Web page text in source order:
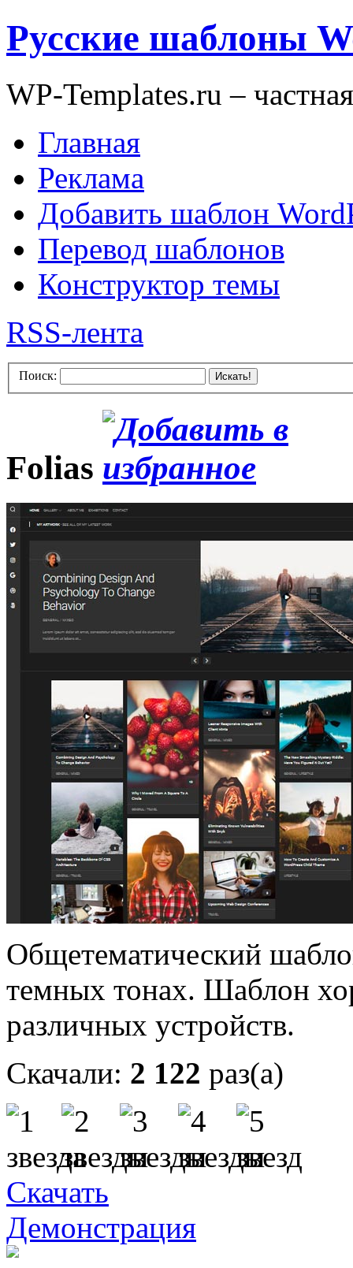
Русские шаблоны
WP-Templates.ru –
Главная
Реклама
Добавить шаблон
Перевод шаблонов
Конструктор темы
RSS-лента
Поиск: Искать!
Folias
Общетематический
темных тонах. Шаблон
различных устройств.
Скачали: 2 122 раз(а)
Скачать
Демонстрация